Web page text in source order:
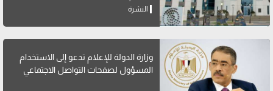
النشرة
وزارة الدولة للإعلام تدعو إلى الاستخدام
المسؤول لصفحات التواصل الاجتماعي